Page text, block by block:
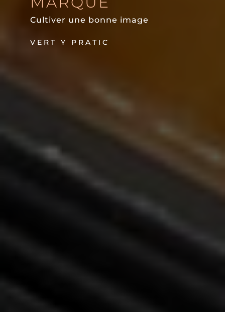
Cultiver une bonne image
VERT Y PRATIC